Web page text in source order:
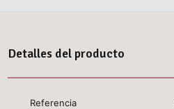
Detalles del producto
Referencia